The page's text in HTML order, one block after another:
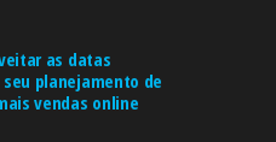
as datas
planejamento de
vendas online